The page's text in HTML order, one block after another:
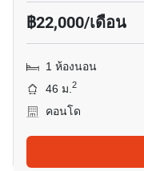
฿22,000/เดือน
1 ห้องนอน
46 ม.2
คอนโด